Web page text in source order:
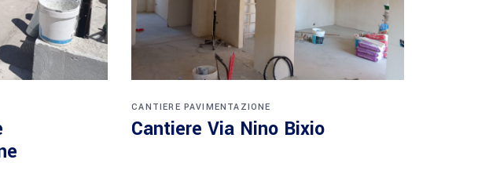
CANTIERE PAVIMENTAZIONE
Cantiere Via Nino Bixio